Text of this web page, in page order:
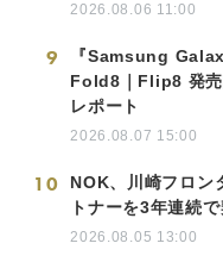
2026.08.06 11:00
9
『Samsung
Fold8｜Flip8 発売
レポート
2026.08.07 15:00
10
NOK、川崎フロン
トナーを3年連続
2026.08.05 13:00